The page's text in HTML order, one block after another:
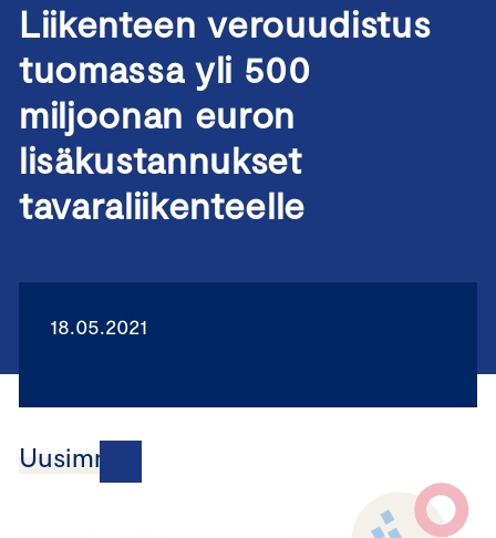
Liikenteen verouudistus
tuomassa yli 500
miljoonan euron
lisäkustannukset
tavaraliikenteelle
18.05.2021
Uusimmat